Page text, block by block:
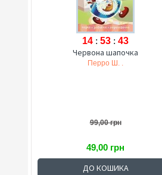
14 : 53 : 42
Червона шапочка
Перро Ш. .
99,00 грн
49,00 грн
ДО КОШИКА